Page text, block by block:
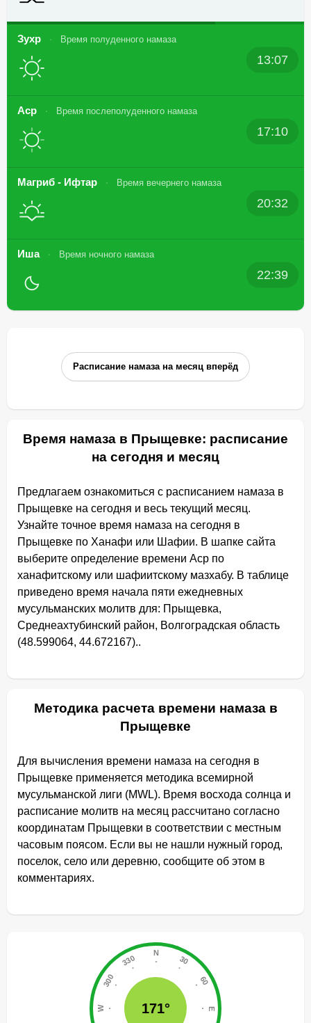
Зухр Время полуденного намаза
13:07
Аср Время послеполуденного намаза
17:10
Магриб - Ифтар Время вечернего намаза
20:32
Иша Время ночного намаза
22:39
Расписание намаза на месяц вперёд
Время намаза в Прыщевке: расписание
на сегодня и месяц
Предлагаем ознакомиться с расписанием намаза в
Прыщевке на сегодня и весь текущий месяц.
Узнайте точное время намаза на сегодня в
Прыщевке по Ханафи или Шафии. В шапке сайта
выберите определение времени Аср по
ханафитскому или шафиитскому мазхабу. В таблице
приведено время начала пяти ежедневных
мусульманских молитв для: Прыщевка,
Среднеахтубинский район, Волгоградская область
(48.599064, 44.672167)..
Методика расчета времени намаза в
Прыщевке
Для вычисления времени намаза на сегодня в
Прыщевке применяется методика всемирной
мусульманской лиги (MWL). Время восхода солнца и
расписание молитв на месяц рассчитано согласно
координатам Прыщевки в соответствии с местным
часовым поясом. Если вы не нашли нужный город,
поселок, село или деревню, сообщите об этом в
комментариях.
171°